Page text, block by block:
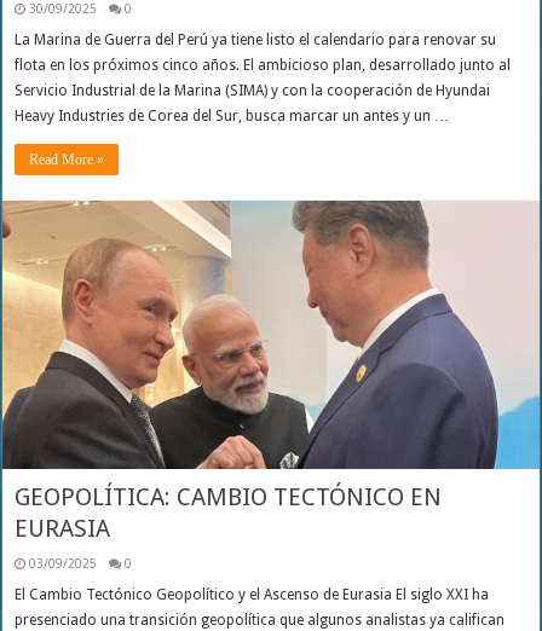
30/09/2025 0
La Marina de Guerra del Perú ya tiene listo el calendario para renovar su
flota en los próximos cinco años. El ambicioso plan, desarrollado junto al
Servicio Industrial de la Marina (SIMA) y con la cooperación de Hyundai
Heavy Industries de Corea del Sur, busca marcar un antes y un …
Read More »
GEOPOLÍTICA: CAMBIO TECTÓNICO EN
EURASIA
03/09/2025 0
El Cambio Tectónico Geopolítico y el Ascenso de Eurasia El siglo XXI ha
presenciado una transición geopolítica que algunos analistas ya califican